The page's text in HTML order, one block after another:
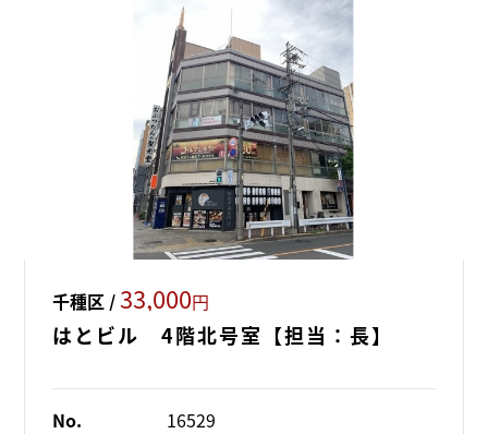
千種区 /33,000円
はとビル 4階北号室【担当：長】
No.
16529